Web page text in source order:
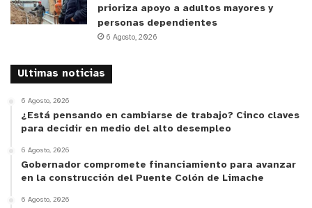
prioriza apoyo a adultos mayores y
personas dependientes
6 Agosto, 2026
Ultimas noticias
6 Agosto, 2026
¿Está pensando en cambiarse de trabajo? Cinco claves
para decidir en medio del alto desempleo
6 Agosto, 2026
Gobernador compromete financiamiento para avanzar
en la construcción del Puente Colón de Limache
6 Agosto, 2026